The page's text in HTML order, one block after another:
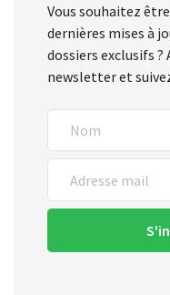
Vous souhaitez
dernières mises à
dossiers exclusifs
newsletter et